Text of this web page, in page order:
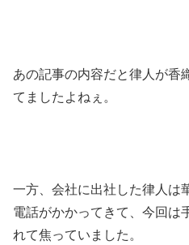
あの記事の内容だと律人が香
てましたよねぇ。
一方、会社に出社した律人は
電話がかかってきて、今回は
れて焦っていました。